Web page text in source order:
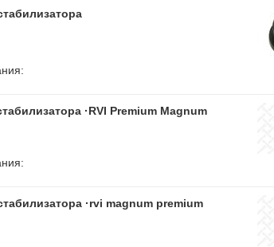
·RVI Premium Magnum
·rvi magnum premium